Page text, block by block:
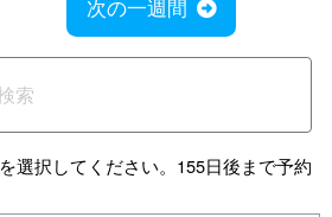
次の一週間
選択してください。155日後まで予約